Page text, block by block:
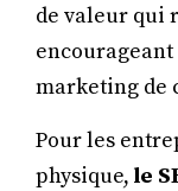
de valeur qui
marketing de
Pour les
physique, le